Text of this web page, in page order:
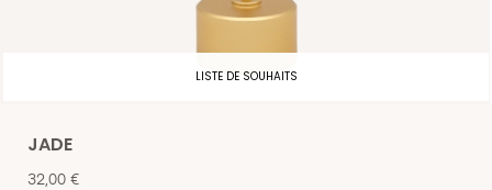
LISTE DE SOUHAITS
JADE
Prix
32,00 €